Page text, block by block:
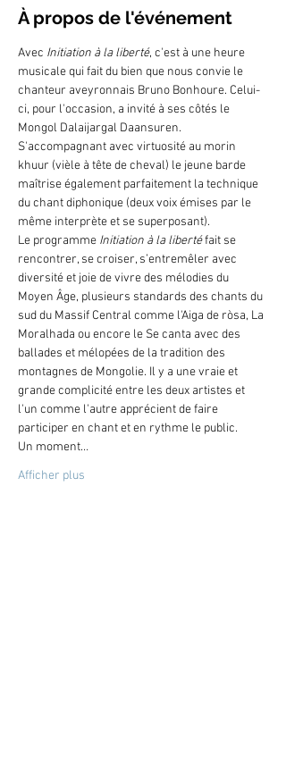
À propos de l'événement
Avec Initiation à la liberté, c'est à une heure
musicale qui fait du bien que nous convie le
chanteur aveyronnais Bruno Bonhoure. Celui-
ci, pour l'occasion, a invité à ses côtés le
Mongol Dalaijargal Daansuren.
S'accompagnant avec virtuosité au morin
khuur (vièle à tête de cheval) le jeune barde
maîtrise également parfaitement la technique
du chant diphonique (deux voix émises par le
même interprète et se superposant).
Le programme Initiation à la liberté fait se
rencontrer, se croiser, s’entremêler avec
diversité et joie de vivre des mélodies du
Moyen Âge, plusieurs standards des chants du
sud du Massif Central comme l'Aiga de ròsa, La
Moralhada ou encore le Se canta avec des
ballades et mélopées de la tradition des
montagnes de Mongolie. Il y a une vraie et
grande complicité entre les deux artistes et
l'un comme l'autre apprécient de faire
participer en chant et en rythme le public.
Un moment…
Afficher plus